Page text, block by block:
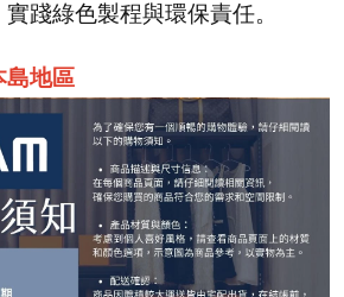
踐綠色製程與環保責任。
地區